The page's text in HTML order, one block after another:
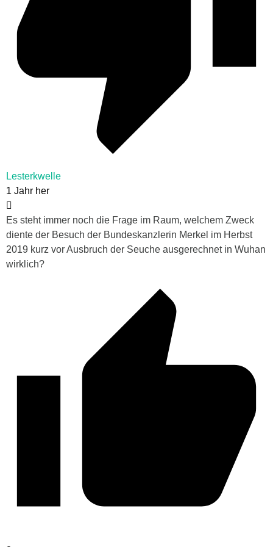
Lesterkwelle
1 Jahr her
Es steht immer noch die Frage im Raum, welchem Zweck
diente der Besuch der Bundeskanzlerin Merkel im Herbst
2019 kurz vor Ausbruch der Seuche ausgerechnet in Wuhan
wirklich?